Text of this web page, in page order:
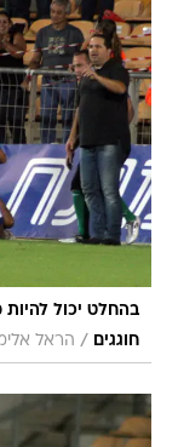
בהחלט יכול
חוגגים
/ הראל